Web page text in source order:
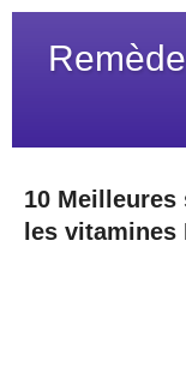
10
les vitamines